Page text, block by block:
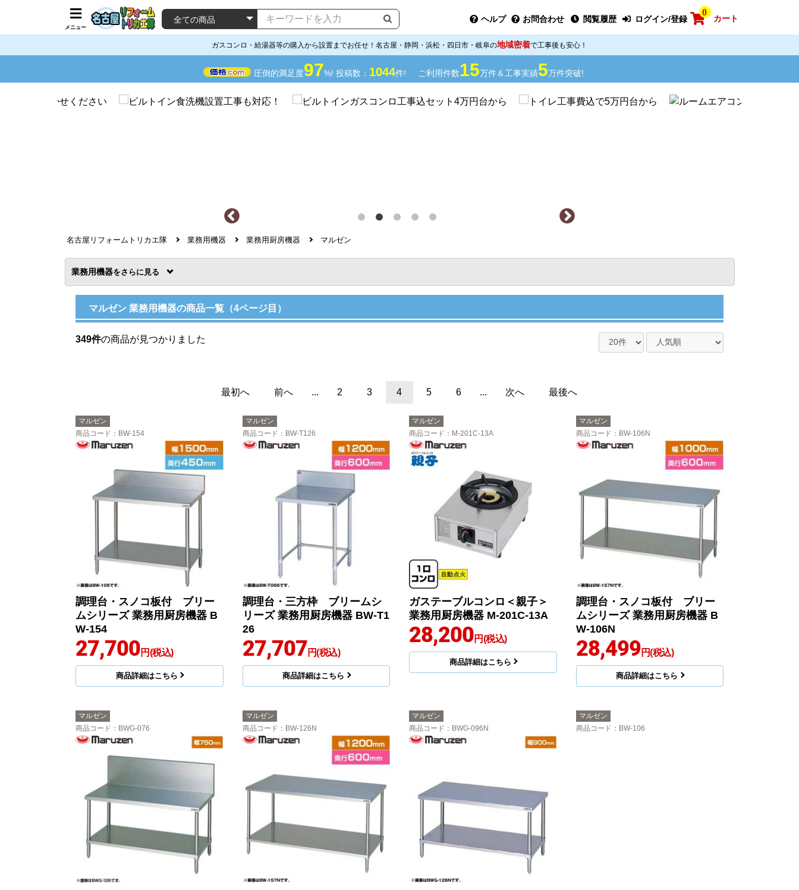
メニュー
ヘルプ お問合わせ 閲覧履歴 ログイン/登録
0
カート
ガスコンロ・給湯器等の購入から設置までお任せ！名古屋・静岡・浜松・四日市・岐阜の地域密着で工事後も安心！
圧倒的満足度97%! 投稿数： 1044件! ご利用件数15万件＆工事実績5万件突破!
名古屋リフォームトリカエ隊 業務用機器 業務用厨房機器 マルゼン
業務用機器を
マルゼン 業務用機器の商品一覧（4ページ目）
349件の商品が見つかりました
最初へ 前へ ... 2 3 4 5 6 ... 次へ 最後へ
マルゼン
商品コード ：BW-154
調理台・スノコ板付 ブリー
ムシリーズ 業務用厨房機器 B
W-154
27,700円(税込)
商品詳細はこちら
マルゼン
商品コード ：BW-T126
調理台・三方枠 ブリームシ
リーズ 業務用厨房機器 BW-T1
26
27,707 円(税込)
商品詳細はこちら
マルゼン
商品コード ：M-201C-13A
ガステーブルコンロ＜親子＞
業務用厨房機器 M-201C-13A
28,200円(税込)
商品詳細はこちら
マルゼン
商品コード ：BW-106N
調理台・スノコ板付 ブリー
ムシリーズ 業務用厨房機器 B
W-106N
28,499円(税込)
商品詳細はこちら
マルゼン
商品コード ：BWG-076
マルゼン
商品コード ：BW-126N
マルゼン
商品コード ：BWG-096N
マルゼン
商品コード ：BW-106